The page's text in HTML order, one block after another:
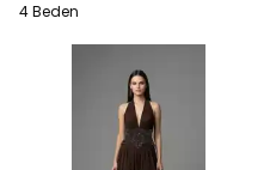
4 Beden